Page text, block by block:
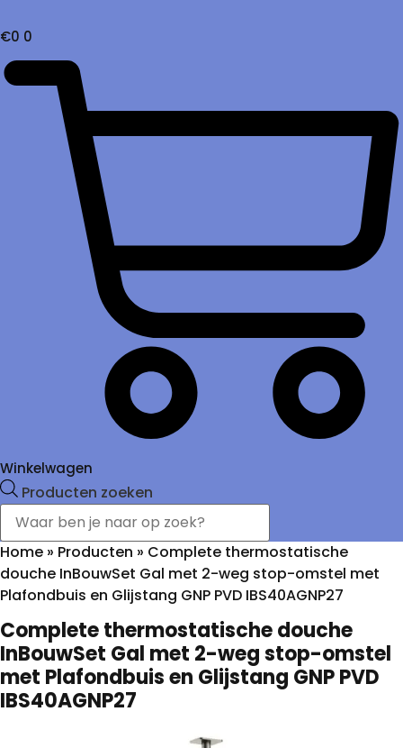
€0 0
Winkelwagen
Producten zoeken
Home » Producten » Complete thermostatische
douche InBouwSet Gal met 2-weg stop-omstel met
Plafondbuis en Glijstang GNP PVD IBS40AGNP27
Complete thermostatische douche
InBouwSet Gal met 2-weg stop-omstel
met Plafondbuis en Glijstang GNP PVD
IBS40AGNP27